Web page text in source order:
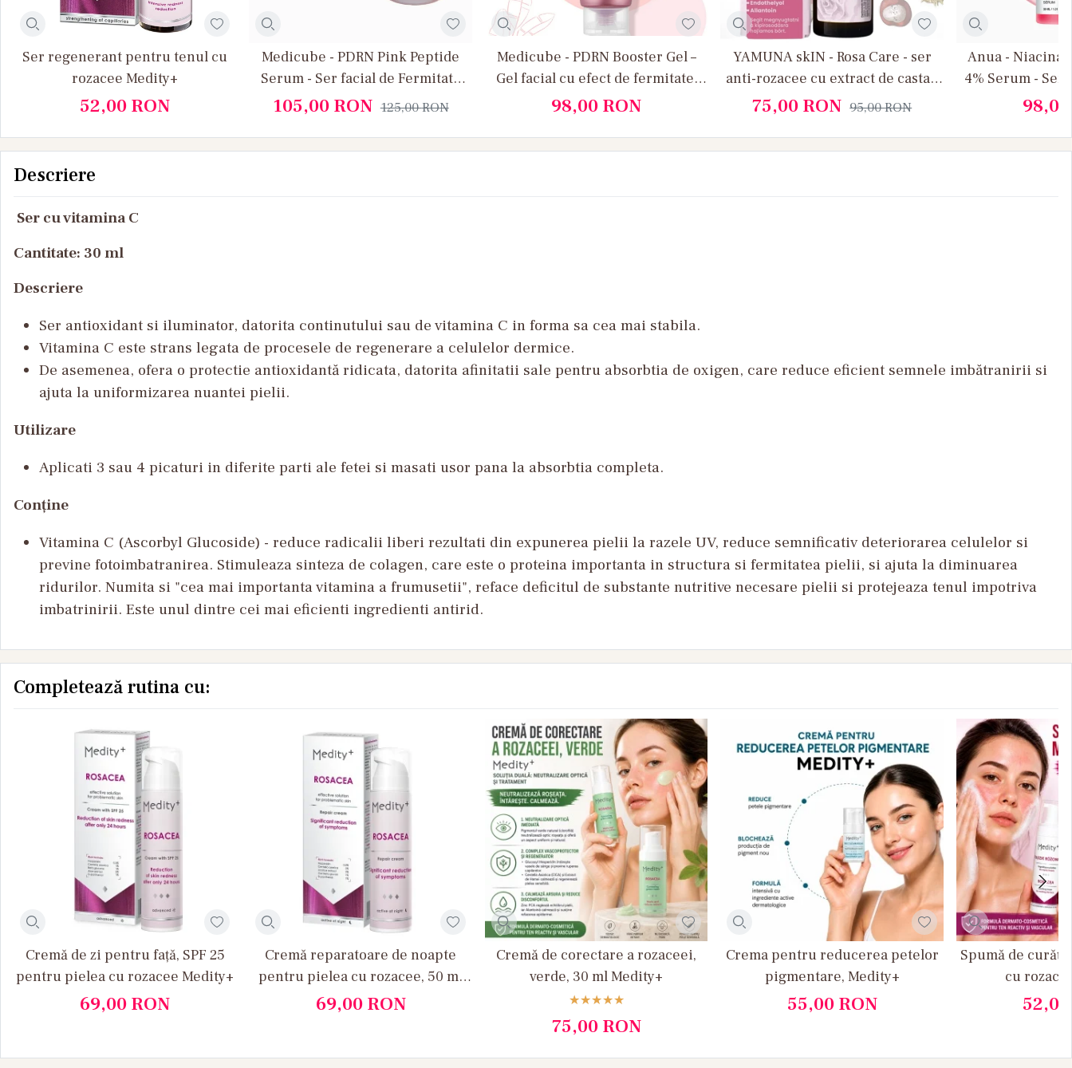
Ser regenerant pentru tenul cu
rozacee Medity+
52,00 RON
Medicube - PDRN Pink Peptide
Serum - Ser facial de Fermitate
Anti Age, Hidratare si
105,00 RON 125,00RON
Medicube - PDRN Booster Gel –
Gel facial cu efect de fermitate,
hidratare si regenerare profunda
98,00 RON
YAMUNA skIN - Rosa Care - ser
anti-rozacee cu extract de castan
indian
75,00 RON 95,00RON
Anua -
4% Serum -
pete
Descriere
Ser cu vitamina C
Cantitate: 30 ml
Descriere
Ser antioxidant si iluminator, datorita continutului sau de vitamina C in forma sa cea mai stabila.
Vitamina C este strans legata de procesele de regenerare a celulelor dermice.
De asemenea, ofera o protectie antioxidantă ridicata, datorita afinitatii sale pentru absorbtia de oxigen, care reduce eficient semnele imbătranirii si
ajuta la uniformizarea nuantei pielii.
Utilizare
Aplicati 3 sau 4 picaturi in diferite parti ale fetei si masati usor pana la absorbtia completa.
Conține
Vitamina C (Ascorbyl Glucoside) - reduce radicalii liberi rezultati din expunerea pielii la razele UV, reduce semnificativ deteriorarea celulelor si
previne fotoimbatranirea. Stimuleaza sinteza de colagen, care este o proteina importanta in structura si fermitatea pielii, si ajuta la diminuarea
ridurilor. Numita si "cea mai importanta vitamina a frumusetii", reface deficitul de substante nutritive necesare pielii si protejeaza tenul impotriva
imbatrinirii. Este unul dintre cei mai eficienti ingredienti antirid.
Completează rutina cu:
Cremă de zi pentru față, SPF 25
pentru pielea cu rozacee Medity+
69,00 RON
Cremă reparatoare de noapte
pentru pielea cu rozacee, 50 ml
Medity+
69,00 RON
Cremă de corectare a rozaceei,
verde, 30 ml Medity+
75,00 RON
Crema pentru reducerea petelor
pigmentare, Medity+
55,00 RON
Spumă de
cu